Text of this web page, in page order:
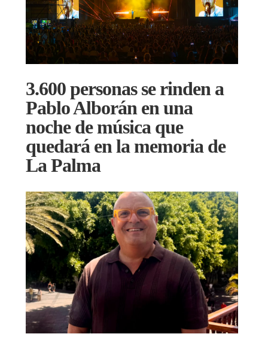
3.600 personas se rinden a
Pablo Alborán en una
noche de música que
quedará en la memoria de
La Palma